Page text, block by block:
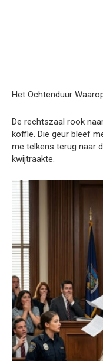
Het Ochtenduur
De rechtszaal rook
koffie. Die geur bleef
me telkens terug naar
kwijtraakte.